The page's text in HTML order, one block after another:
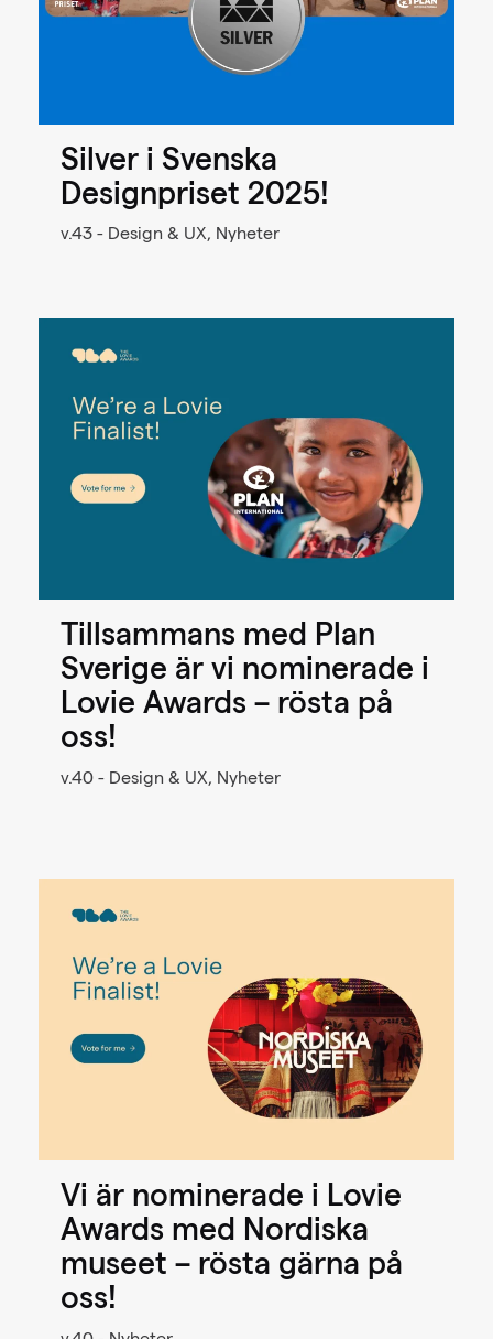
Silver i Svenska
Designpriset 2025!
v.43 - Design & UX, Nyheter
Tillsammans med Plan
Sverige är vi nominerade i
Lovie Awards – rösta på
oss!
v.40 - Design & UX, Nyheter
Vi är nominerade i Lovie
Awards med Nordiska
museet – rösta gärna på
oss!